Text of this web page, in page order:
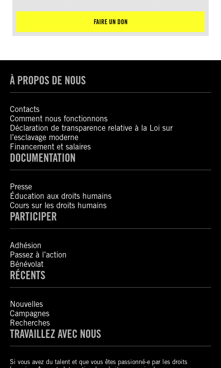
FAIRE UN DON
À PROPOS DE NOUS
Contacts
Comment nous fonctionnons
Déclaration de transparence relative à la Loi sur
l’esclavage moderne
Financement et salaires
DOCUMENTATION
Presse
Éducation aux droits humains
Cours sur les droits humains
PARTICIPER
Adhésion
Passez à l’action
Bénévolat
RÉCENTS
Nouvelles
Campagnes
Recherches
TRAVAILLEZ AVEC NOUS
Si vous avez du talent et que vous êtes passionné-e par les droits